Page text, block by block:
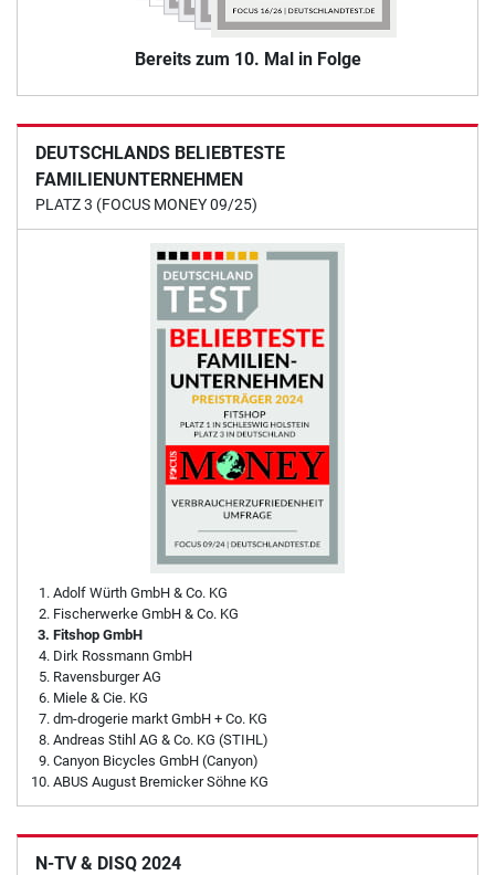
Bereits zum 10. Mal in Folge
DEUTSCHLANDS BELIEBTESTE
FAMILIENUNTERNEHMEN
PLATZ 3 (FOCUS MONEY 09/25)
Adolf Würth GmbH & Co. KG
Fischerwerke GmbH & Co. KG
Fitshop GmbH
Dirk Rossmann GmbH
Ravensburger AG
Miele & Cie. KG
dm-drogerie markt GmbH + Co. KG
Andreas Stihl AG & Co. KG (STIHL)
Canyon Bicycles GmbH (Canyon)
ABUS August Bremicker Söhne KG
N-TV & DISQ 2024